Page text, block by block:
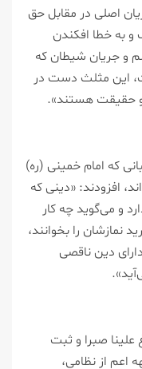
اصلی در مقابل حق
و به خطا افکندن
و جریان شیطان که
این مثلث دست در
و حقیقت هستند».
که امام خمینی (ره)
افزودند: «دینی که
و می‌گوید چه کار
نمازشان را بخوانند،
دین ناقصی
علینا صبرا و ثبت
اعم از نظامی،